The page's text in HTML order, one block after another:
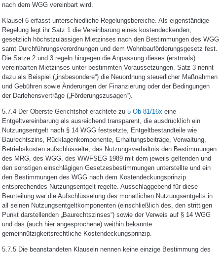
nach dem WGG vereinbart wird.
Klausel 6 erfasst unterschiedliche Regelungsbereiche. Als eigenständige
Regelung legt ihr Satz 1 die Vereinbarung eines kostendeckenden,
gesetzlich höchstzulässigen Mietzinses nach den Bestimmungen des WGG
samt Durchführungsverordnungen und dem Wohnbauförderungsgesetz fest.
Die Sätze 2 und 3 regeln hingegen die Anpassung dieses (erstmals)
vereinbarten Mietzinses unter bestimmten Voraussetzungen. Satz 3 nennt
dazu als Beispiel („insbesondere“) die Neuordnung steuerlicher Maßnahmen
und Gebühren sowie Änderungen der Finanzierung oder der Bedingungen
der Darlehensverträge („Förderungszusagen“).
5.7.4 Der Oberste Gerichtshof erachtete zu 5 Ob 81/16x eine
Entgeltvereinbarung als ausreichend transparent, die ausdrücklich ein
Nutzungsentgelt nach § 14 WGG festsetzte, Entgeltbestandteile wie
Baurechtszins, Rücklagenkomponente, Erhaltungsbeiträge, Verwaltung,
Betriebskosten aufschlüsselte, das Nutzungsverhältnis den Bestimmungen
des MRG, des WGG, des WWFSEG 1989 mit dem jeweils geltenden und
den sonstigen einschlägigen Gesetzesbestimmungen unterstellte und ein
den Bestimmungen des WGG nach dem Kostendeckungsprinzip
entsprechendes Nutzungsentgelt regelte. Ausschlaggebend für diese
Beurteilung war die Aufschlüsselung des monatlichen Nutzungsentgelts in
all seinen Nutzungsentgeltkomponenten (einschließlich des, den strittigen
Punkt darstellenden „Baurechtszinses“) sowie der Verweis auf § 14 WGG
und das (auch hier angesprochene) weithin bekannte
gemeinnützigkeitsrechtliche Kostendeckungsprinzip.
5.7.5 Die beanstandeten Klauseln nennen keine einzige Bestimmung des